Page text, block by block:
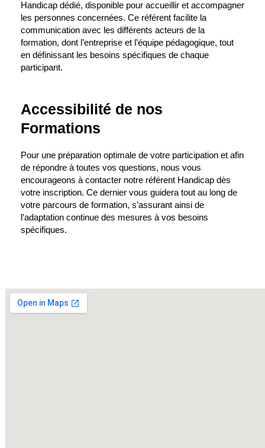
Handicap dédié, disponible pour accueillir et accompagner
les personnes concernées. Ce référent facilite la
communication avec les différents acteurs de la
formation, dont l’entreprise et l’équipe pédagogique, tout
en définissant les besoins spécifiques de chaque
participant.
Accessibilité de nos
Formations
Pour une préparation optimale de votre participation et afin
de répondre à toutes vos questions, nous vous
encourageons à contacter notre référent Handicap dès
votre inscription. Ce dernier vous guidera tout au long de
votre parcours de formation, s’assurant ainsi de
l’adaptation continue des mesures à vos besoins
spécifiques.